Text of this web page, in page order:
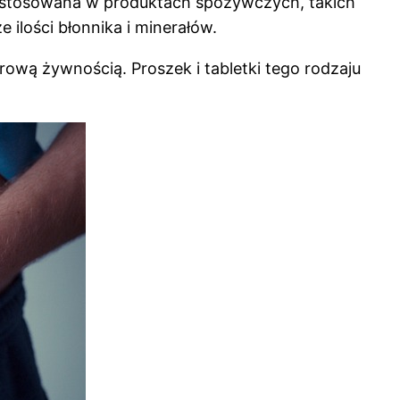
błonnika i minerałów.
żywnością. Proszek i tabletki tego rodzaju